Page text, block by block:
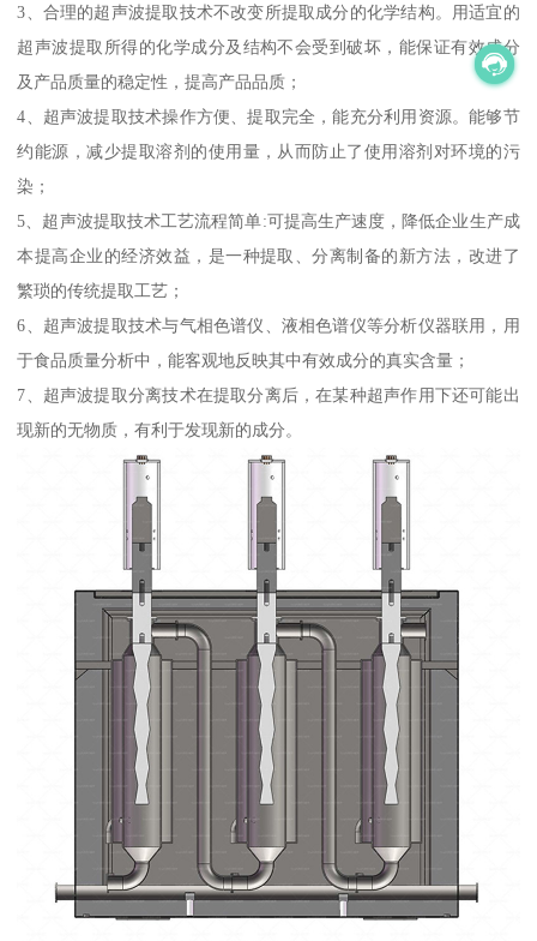
3、合理的超声波提取技术不改变所提取成分的化学结构。用适宜的
超声波提取所得的化学成分及结构不会受到破坏，能保证有效成分
及产品质量的稳定性，提高产品品质；
4、超声波提取技术操作方便、提取完全，能充分利用资源。能够节
约能源，减少提取溶剂的使用量，从而防止了使用溶剂对环境的污
染；
5、超声波提取技术工艺流程简单:可提高生产速度，降低企业生产成
本提高企业的经济效益，是一种提取、分离制备的新方法，改进了
繁琐的传统提取工艺；
6、超声波提取技术与气相色谱仪、液相色谱仪等分析仪器联用，用
于食品质量分析中，能客观地反映其中有效成分的真实含量；
7、超声波提取分离技术在提取分离后，在某种超声作用下还可能出
现新的无物质，有利于发现新的成分。